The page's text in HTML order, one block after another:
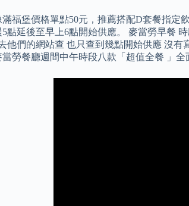
福堡價格單點50元，推薦搭配D套餐指
點延後至早上6點開始供應。 麥當勞早餐
們的網站查 也只查到幾點開始供應 沒
勞餐廳週間中午時段八款「超值全餐 」